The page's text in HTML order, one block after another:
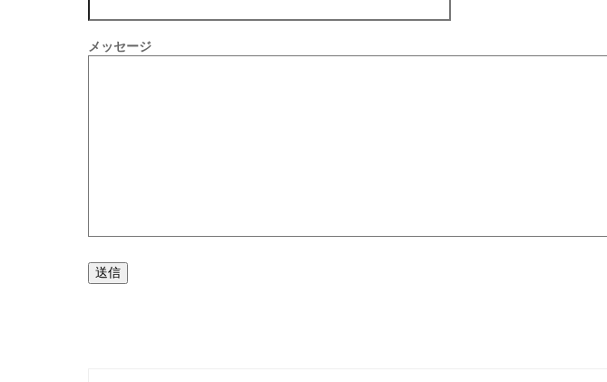
メッセージ
送信